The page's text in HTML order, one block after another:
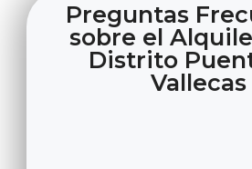
Preguntas
sobre el
Distrito
Vallecas